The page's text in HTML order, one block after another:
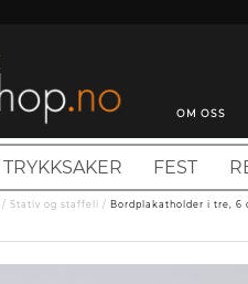
OM OSS
TRYKKSAKER FEST
/ Stativ og staffeli / Bordplakatholder i tre, 6